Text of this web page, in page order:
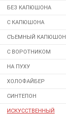
БЕЗ КАПЮШОНА
С КАПЮШОНА
СЪЕМНЫЙ КАПЮШОН
С ВОРОТНИКОМ
НА ПУХУ
ХОЛОФАЙБЕР
СИНТЕПОН
ИСКУССТВЕННЫЙ